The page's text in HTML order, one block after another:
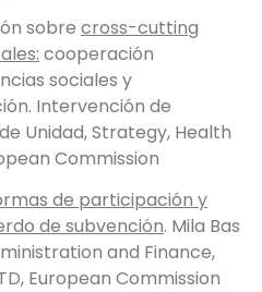
sobre cross-cutting
cooperación
sociales y
Intervención de
Unidad, Strategy, Health
Commission
de participación y
de subvención. Mila Bas
and Finance,
European Commission